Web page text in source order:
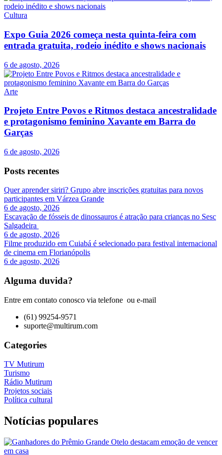
Cultura
Expo Guia 2026 começa nesta quinta-feira com
entrada gratuita, rodeio inédito e shows nacionais
6 de agosto, 2026
Arte
Projeto Entre Povos e Ritmos destaca ancestralidade
e protagonismo feminino Xavante em Barra do
Garças
6 de agosto, 2026
Posts recentes
Quer aprender siriri? Grupo abre inscrições gratuitas para novos
participantes em Várzea Grande
6 de agosto, 2026
Escavação de fósseis de dinossauros é atração para crianças no Sesc
Salgadeira
6 de agosto, 2026
Filme produzido em Cuiabá é selecionado para festival internacional
de cinema em Florianópolis
6 de agosto, 2026
Alguma duvida?
Entre em contato conosco via telefone ou e-mail
(61) 99254-9571
suporte@multirum.com
Categories
TV Mutirum
Turismo
Rádio Mutirum
Projetos sociais
Política cultural
Notícias populares